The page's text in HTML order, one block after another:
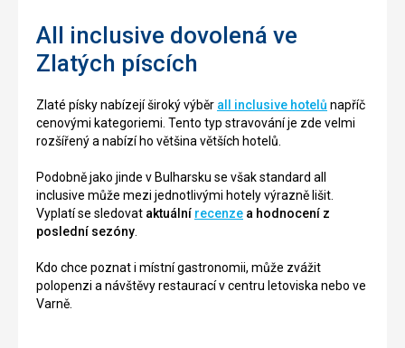
All inclusive dovolená ve
Zlatých píscích
Zlaté písky nabízejí široký výběr all inclusive hotelů napříč
cenovými kategoriemi. Tento typ stravování je zde velmi
rozšířený a nabízí ho většina větších hotelů.
Podobně jako jinde v Bulharsku se však standard all
inclusive může mezi jednotlivými hotely výrazně lišit.
Vyplatí se sledovat aktuální recenze a hodnocení z
poslední sezóny
Kdo chce poznat i místní gastronomii, může zvážit
polopenzi a návštěvy restaurací v centru letoviska nebo ve
Varně.